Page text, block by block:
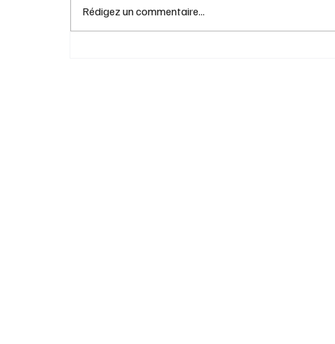
Rédigez un commentaire...